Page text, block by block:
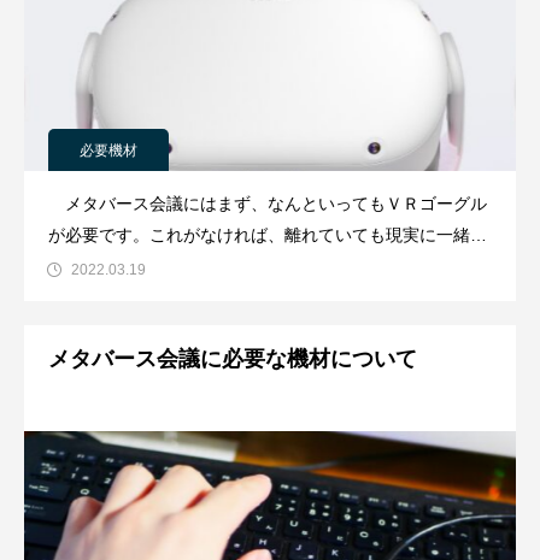
必要機材
メタバース会議にはまず、なんといってもＶＲゴーグル
が必要です。これがなければ、離れていても現実に一緒に
いるような感覚を感じられないため、正直ＺＯＯＭなどの
て調べてみると、いやーなんとも種類が
2022.03.19
メタバース会議に必要な機材について